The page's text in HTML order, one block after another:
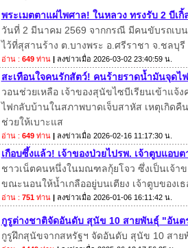
พระเมตตาแผ่ไพศาล! ในหลวง ทรงรับ 2 บีเ
วันที่ 2 มีนาคม 2569 จากกรณี มีคนขับรถเบ
ไว้ที่สุสานร้าง ต.บางพระ อ.ศรีราชา จ.ชลบุรี
อ่าน : 649ท่าน | ลงข่าวเมื่อ 2026-03-02 23:40:59 น.
สะเทือนใจคนรักสัตว์! คนร้ายราดน้ำมันจุดไ
วอนช่วยเหลือ เจ้าของสุนัขไซบีเรียนเข้าแ
ไฟกลับบ้านในสภาพบาดเจ็บสาหัส เหตุเกิด
ช่วยให้เบาะแส
อ่าน : 649ท่าน | ลงข่าวเมื่อ 2026-02-16 11:17:30 น.
เกือบซึ้งแล้ว! เจ้าของป่วยไปรพ. เจ้าตูบแอบ
ชาวเน็ตคนหนึ่งในมณฑลกุ้ยโจว ซึ่งเป็นเจ้า
ขณะนอนให้น้ำเกลืออยู่บนเตียง เจ้าตูบของเ
อ่าน : 751ท่าน | ลงข่าวเมื่อ 2026-01-06 16:11:42 น.
กูรูต่างชาติจัดอันดับ สุนัข 10 สายพันธุ์ "อันต
กูรูฝึกสุนัขจากสหรัฐฯ จัดอันดับ สุนัข 10 สา